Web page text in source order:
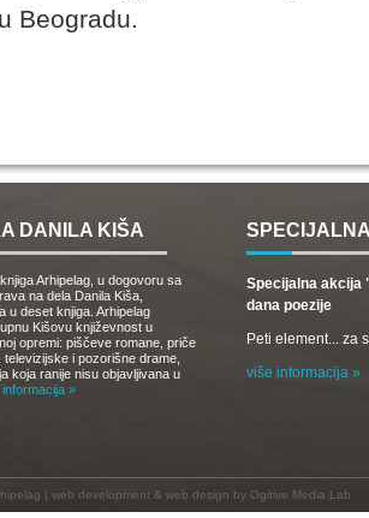
Beogradu.
DANILA KIŠA
Arhipelag, u dogovoru sa
na dela Danila Kiša,
u deset knjiga. Arhipelag
Kišovu književnost u
opremi: piščeve romane, priče
i pozorišne drame,
koja ranije nisu objavljivana u
»
Specijalna akcija
dana poezije
Peti element... za
više informacija »
| web development & web design by Ogitive Media Lab